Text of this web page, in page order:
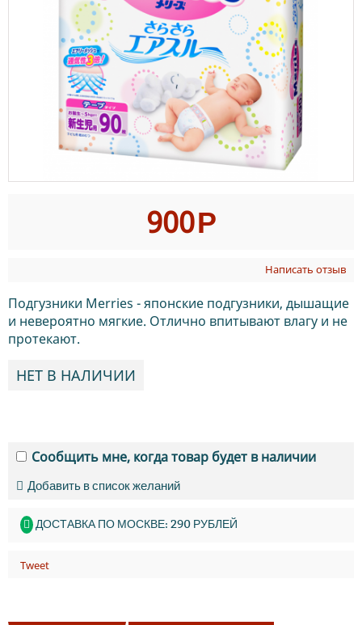
900Р
Написать отзыв
Подгузники Merries - японские подгузники, дышащие
и невероятно мягкие. Отлично впитывают влагу и не
протекают.
НЕТ В НАЛИЧИИ
Сообщить мне, когда товар будет в наличии
Добавить в список желаний
ДОСТАВКА ПО МОСКВЕ: 290 РУБЛЕЙ
Tweet